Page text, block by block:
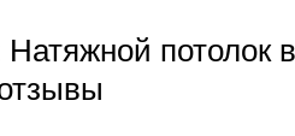
потолок